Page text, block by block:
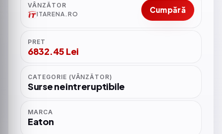
VÂNZĂTOR
ITARENA.RO
Cumpără
PRET
6832.45 Lei
CATEGORIE (VÂNZĂTOR)
Surse neintreruptibile
MARCA
Eaton